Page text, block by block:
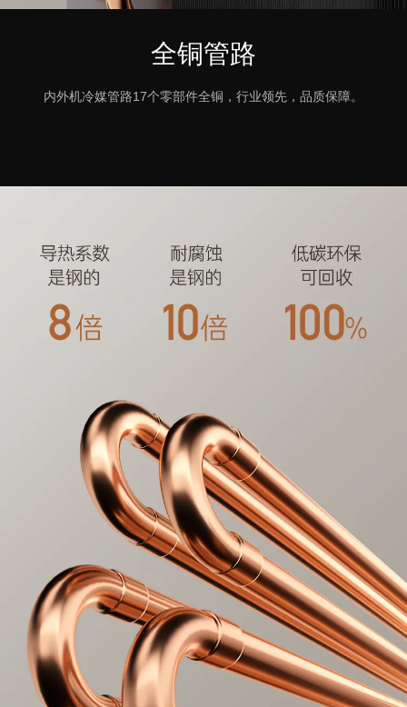
全铜管路
内外机冷媒管路17个零部件全铜，行业领先，品质保障。